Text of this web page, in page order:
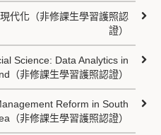
代化（非修課生學習護照認
證）
Science: Data Analytics in
（非修課生學習護照認證）
Reform in South
（非修課生學習護照認證）